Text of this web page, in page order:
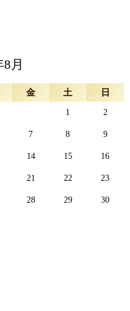
月
金 土 日
1 2
7 8 9
14 15 16
21 22 23
28 29 30